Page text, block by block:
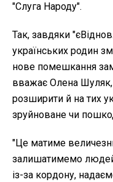
"Слуга Народу".
Так, завдяки
українських родин
нове помешкання
вважає Олена Шуляк,
розширити й на тих
зруйноване чи
"Це матиме
залишатимемо людей
із-за кордону,